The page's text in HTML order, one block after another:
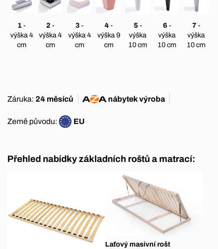
1 -
výška 4
cm
2 -
výška 4
cm
3 -
výška 4
cm
4 -
výška 9
cm
5 -
výška
10 cm
6 -
výška
10 cm
7 -
výška
10 cm
Záruka: 24 měsíců nábytekvýroba
Země původu: EU
Přehled nabídky základních roštů a matrací:
Laťový masivní rošt